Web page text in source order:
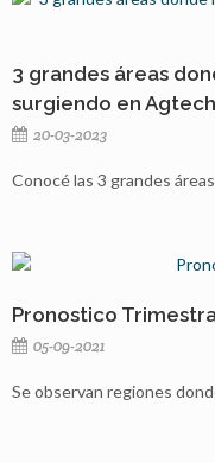
3 grandes áreas
surgiendo en Agtech
20-03-2023
Conocé las 3 grandes
Pronostico
05-09-2021
Se observan regiones